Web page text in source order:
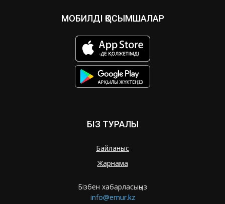
МОБИЛДІ ҚОСЫМШАЛАР
БІЗ ТУРАЛЫ
Байланыс
Жарнама
Бізбен хабарласыңыз
info@ernur.kz